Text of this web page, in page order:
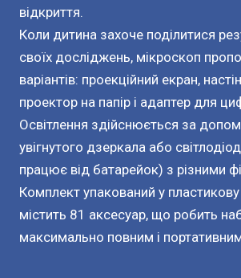
відкриття.
Коли дитина захоче поділитися
своїх досліджень, мікроскоп
варіантів: проекційний екран,
проектор на папір і адаптер для
Освітлення здійснюється за
увігнутого дзеркала або
працює від батарейок) з різними
Комплект упакований у пластикову
містить 81 аксесуар, що робить
максимально повним і